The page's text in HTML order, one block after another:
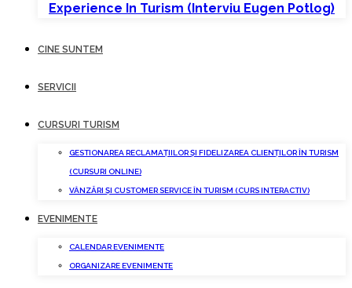
Experience In Turism (interviu Eugen Potlog)
CINE SUNTEM
SERVICII
CURSURI TURISM
GESTIONAREA RECLAMAȚIILOR ȘI FIDELIZAREA CLIENȚILOR ÎN TURISM
(CURSURI ONLINE)
VÂNZĂRI ȘI CUSTOMER SERVICE ÎN TURISM (CURS INTERACTIV)
EVENIMENTE
CALENDAR EVENIMENTE
ORGANIZARE EVENIMENTE